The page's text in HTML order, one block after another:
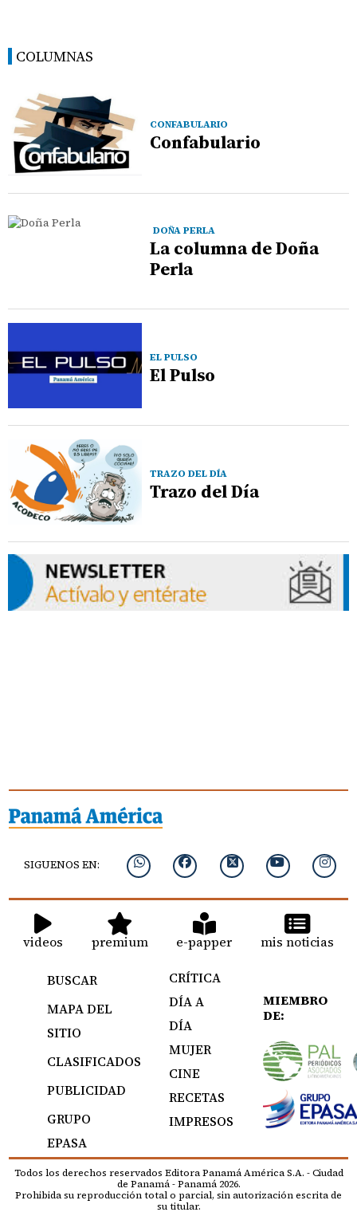
COLUMNAS
CONFABULARIO
Confabulario
DOÑA PERLA
La columna de Doña
Perla
EL PULSO
El Pulso
TRAZO DEL DÍA
Trazo del Día
SIGUENOS EN:
videos premium e-papper mis noticias
BUSCAR
MAPA DEL
SITIO
CLASIFICADOS
PUBLICIDAD
GRUPO
EPASA
CRÍTICA
DÍA A
DÍA
MUJER
CINE
RECETAS
IMPRESOS
MIEMBRO
DE:
Todos los derechos reservados Editora Panamá América S.A. - Ciudad
de Panamá - Panamá 2026.
Prohibida su reproducción total o parcial, sin autorización escrita de
su titular.